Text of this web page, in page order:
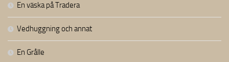
En väska på Tradera
Vedhuggning och annat
En Grålle